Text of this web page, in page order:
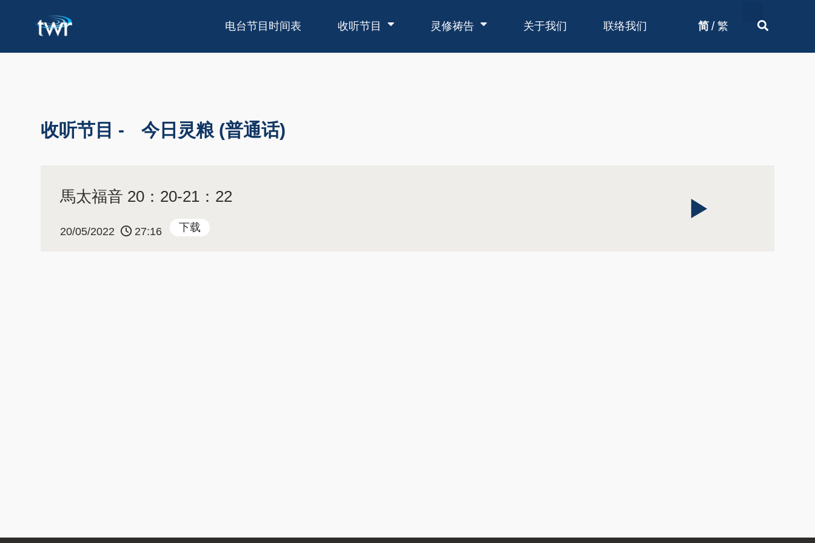
电台节目时间表 收听节目 灵修祷告 关于我们 联络我们 简 / 繁
收听节目 - 今日灵粮 (普通话)
馬太福音 20：20-21：22
20/05/2022 27:16 下载